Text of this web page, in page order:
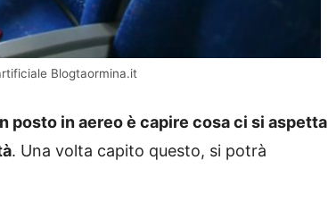
Blogtaormina.it
posto in aereo è capire cosa ci si aspetta
. Una volta capito questo, si potrà